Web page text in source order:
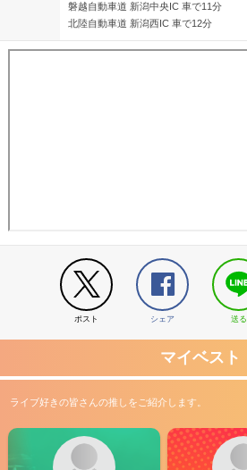
磐越自動車道 新潟中央IC 車で11分
北陸自動車道 新潟西IC 車で12分
ポスト シェア 送る
マイベスト
ライブ好きの皆さんの推しをご紹介します。